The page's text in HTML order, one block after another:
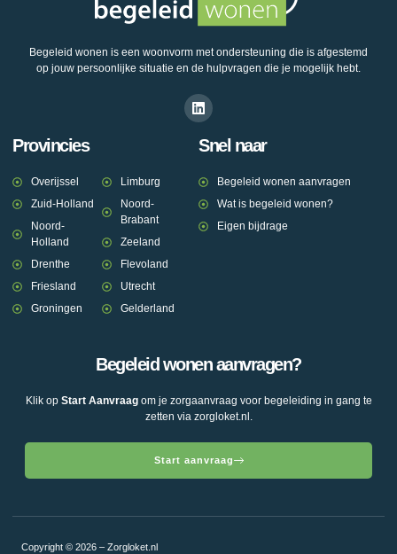
Begeleid wonen is een woonvorm met ondersteuning die is afgestemd
op jouw persoonlijke situatie en de hulpvragen die je mogelijk hebt.
Provincies
Overijssel
Zuid-Holland
Noord-
Holland
Drenthe
Friesland
Groningen
Limburg
Noord-
Brabant
Zeeland
Flevoland
Utrecht
Gelderland
Snel naar
Begeleid wonen aanvragen
Wat is begeleid wonen?
Eigen bijdrage
Begeleid wonen aanvragen?
Klik op Start Aanvraagom je zorgaanvraag voor begeleiding in gang te
zetten via zorgloket.nl.
Start aanvraag
Copyright © 2026 – Zorgloket.nl